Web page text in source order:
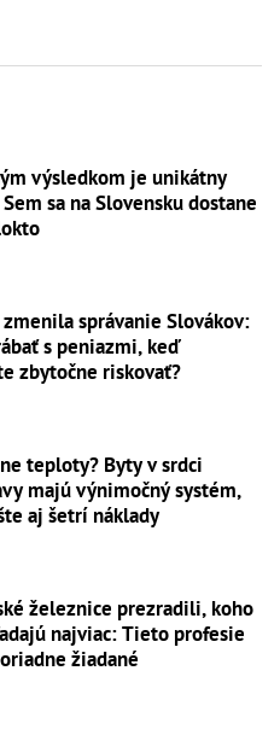
výsledkom je unikátny
sa na Slovensku dostane
správanie Slovákov:
s peniazmi, keď
zbytočne riskovať?
teploty? Byty v srdci
majú výnimočný systém,
aj šetrí náklady
železnice prezradili, koho
najviac: Tieto profesie
žiadané